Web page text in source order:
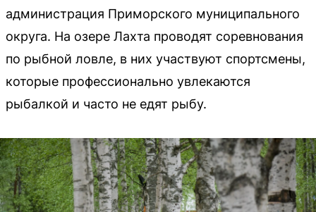
администрация Приморского муниципального
округа. На озере Лахта проводят соревнования
по рыбной ловле, в них участвуют спортсмены,
которые профессионально увлекаются
рыбалкой и часто не едят рыбу.